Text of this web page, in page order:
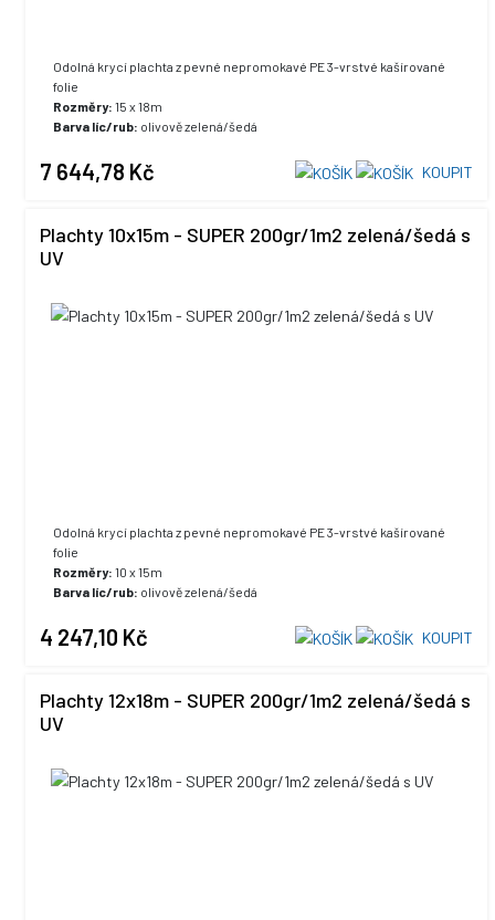
Odolná krycí plachta z pevné nepromokavé PE 3-vrstvé kašírované
folie
Rozměry: 15 x 18m
Barva líc/rub: olivově zelená/šedá
7 644,78 Kč KOUPIT
Plachty 10x15m - SUPER 200gr/1m2 zelená/šedá s
UV
Odolná krycí plachta z pevné nepromokavé PE 3-vrstvé kašírované
folie
Rozměry: 10 x 15m
Barva líc/rub: olivově zelená/šedá
4 247,10 Kč KOUPIT
Plachty 12x18m - SUPER 200gr/1m2 zelená/šedá s
UV